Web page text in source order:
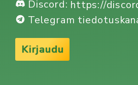
Discord: https://
Telegram
Kirjaudu